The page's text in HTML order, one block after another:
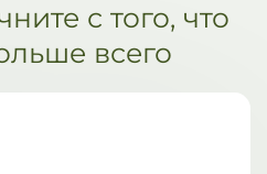
с того, что
всего